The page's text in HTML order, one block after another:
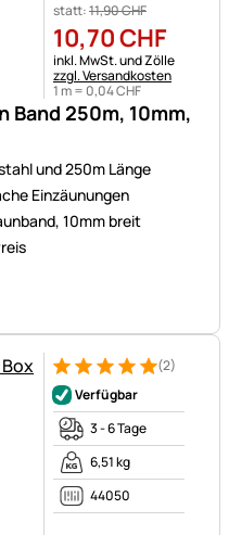
Band 250m, 10mm,
und 250m Länge
Einzäunungen
10mm breit
statt:11,90CHF
10,70CHF
Steuerhinweis:
inkl. MwSt. und Zölle
zzgl. Versandkosten
1 m = 0,04CHF
Bewertung: 5 von 5 (2
2 Bewertungen
(2)
Verfügbar
3 - 6 Tage
6,51 kg
44050